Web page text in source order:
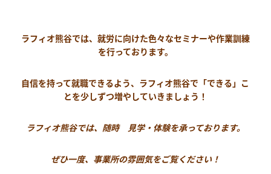
ラフィオ熊谷では、就労に向けた色々なセミナーや作業訓練
を行っております。
自信を持って就職できるよう、ラフィオ熊谷で「できる」こ
とを少しずつ増やしていきましょう！
ラフィオ熊谷では、随時 見学・体験を承っております。
ぜひ一度、事業所の雰囲気をご覧ください！